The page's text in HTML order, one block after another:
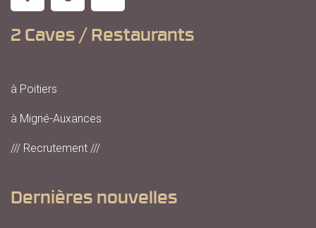
2 Caves / Restaurants
à Poitiers
à Migné-Auxances
/// Recrutement ///
Dernières nouvelles